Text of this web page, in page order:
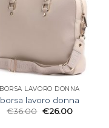
BORSA LAVORO DONNA
borsa lavoro donna
€36.00 €26.00